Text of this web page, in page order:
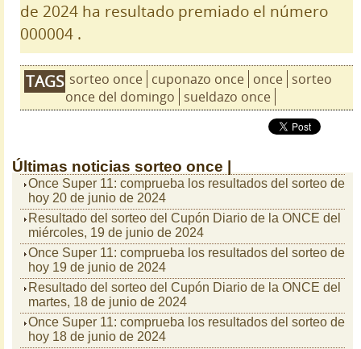
de 2024 ha resultado premiado el número
000004 .
TAGS sorteo once cuponazo once once sorteo
once del domingo sueldazo once
Últimas noticias sorteo once |
Once Super 11: comprueba los resultados del sorteo de
hoy 20 de junio de 2024
Resultado del sorteo del Cupón Diario de la ONCE del
miércoles, 19 de junio de 2024
Once Super 11: comprueba los resultados del sorteo de
hoy 19 de junio de 2024
Resultado del sorteo del Cupón Diario de la ONCE del
martes, 18 de junio de 2024
Once Super 11: comprueba los resultados del sorteo de
hoy 18 de junio de 2024